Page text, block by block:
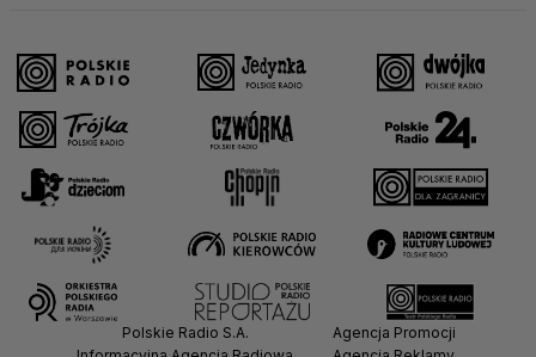
Polskie Radio S.A.
Agencja Promocji